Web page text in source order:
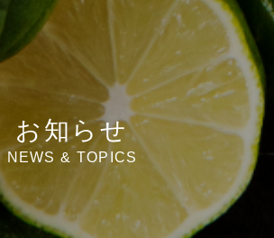
お知らせ
NEWS & TOPICS